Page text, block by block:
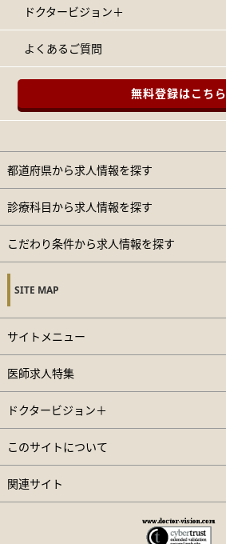
ドクタービジョン＋
よくあるご質問
無料登録はこちら
都道府県から求人情報を探す
診療科目から求人情報を探す
こだわり条件から求人情報を探す
SITE MAP
サイトメニュー
医師求人特集
ドクタービジョン＋
このサイトについて
関連サイト